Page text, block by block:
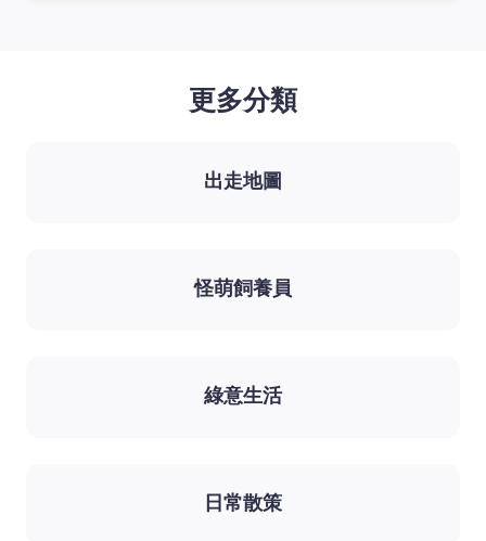
更多分類
出走地圖
怪萌飼養員
綠意生活
日常散策